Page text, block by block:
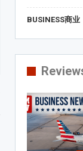
BUSINESS商业